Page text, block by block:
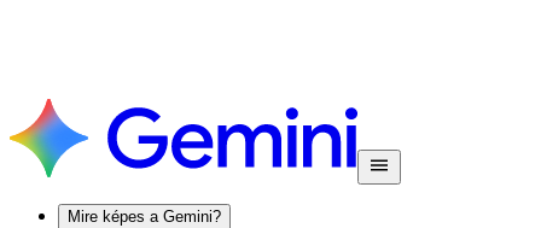
Mire képes a Gemini?